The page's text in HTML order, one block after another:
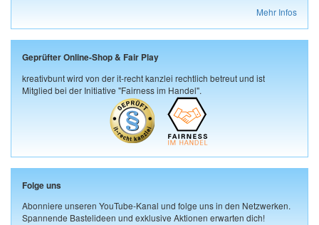
Mehr Infos
Geprüfter Online-Shop & Fair Play
kreativbunt wird von der it-recht kanzlei rechtlich betreut und ist
Mitglied bei der Initiative "Fairness im Handel".
Folge uns
Abonniere unseren YouTube-Kanal und folge uns in den Netzwerken.
Spannende Bastelideen und exklusive Aktionen erwarten dich!